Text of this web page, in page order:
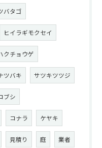
バタゴ
ヒイラギモクセイ
クチョウゲ
ツバキ サツキツツジ
ブシ
コナラ ケヤキ
見積り 庭 業者